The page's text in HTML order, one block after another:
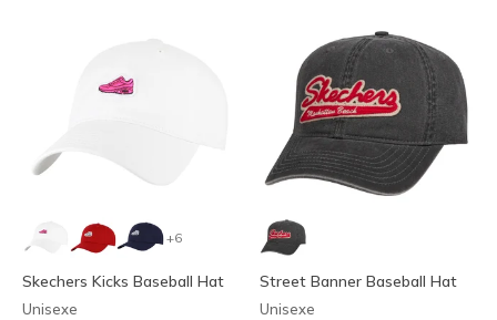
+6
Skechers Kicks Baseball Hat
Unisexe
Street Banner Baseball Hat
Unisexe